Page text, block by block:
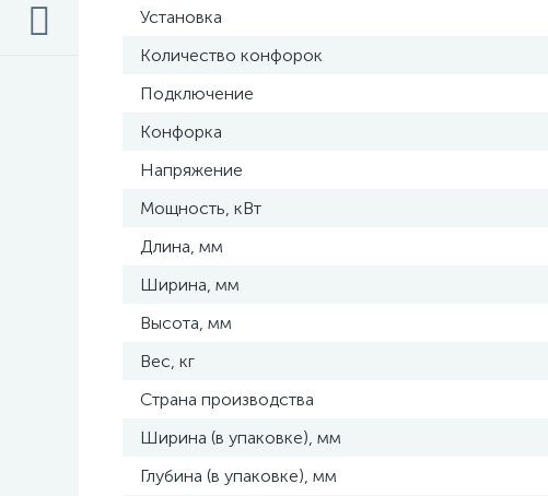
Установка
Количество конфорок
Подключение
Конфорка
Напряжение
Мощность, кВт
Длина, мм
Ширина, мм
Высота, мм
Вес, кг
Страна производства
Ширина (в упаковке), мм
Глубина (в упаковке), мм